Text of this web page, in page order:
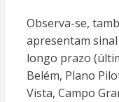
Observa-se,
apresentam
longo prazo
Belém, Plano
Vista, Campo